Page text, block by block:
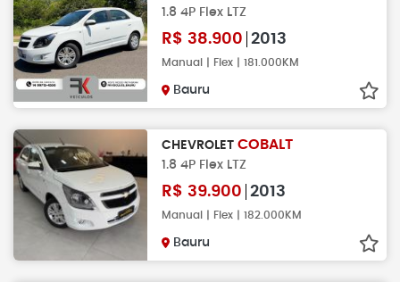
1.8 4P Flex LTZ
R$ 38.900 2013
Manual | Flex | 181.000KM
Bauru
CHEVROLET COBALT
1.8 4P Flex LTZ
R$ 39.900 2013
Manual | Flex | 182.000KM
Bauru